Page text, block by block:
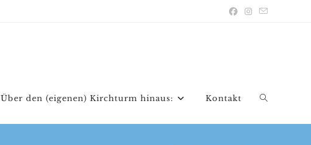
Über den (eigenen) Kirchturm hinaus: Kontakt Website-